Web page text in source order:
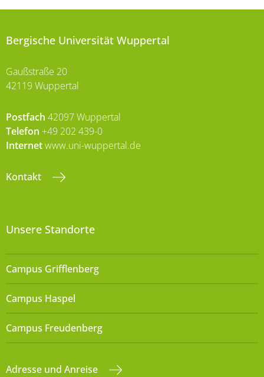
Bergische Universität Wuppertal
Gaußstraße 20
42119 Wuppertal
Postfach 42097 Wuppertal
Telefon +49 202 439-0
Internetwww.uni-wuppertal.de
Kontakt
Unsere Standorte
Campus Grifflenberg
Campus Haspel
Campus Freudenberg
Adresse und Anreise